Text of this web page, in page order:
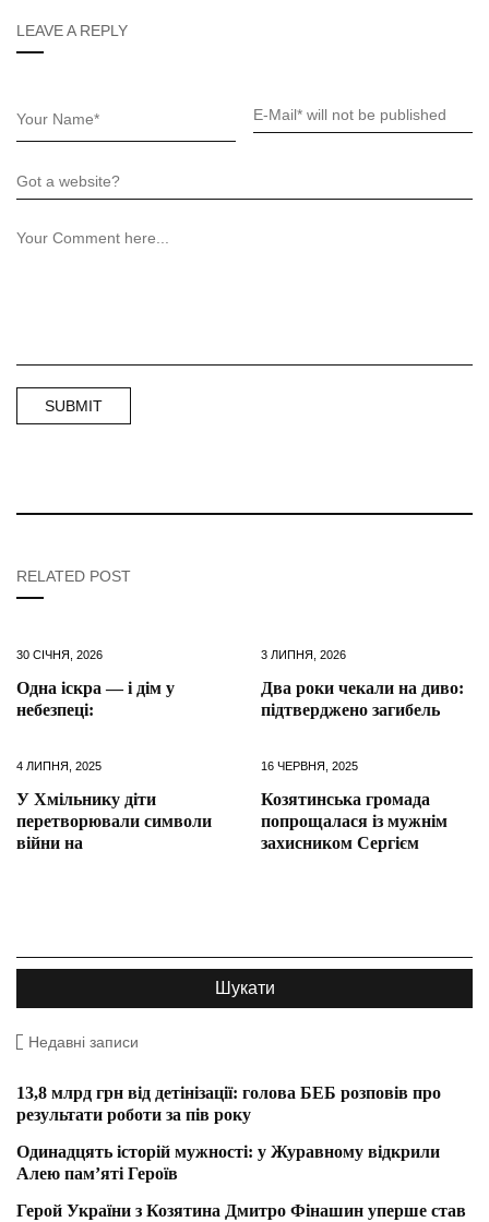
LEAVE A REPLY
RELATED POST
30 СІЧНЯ, 2026
Одна іскра — і дім у
небезпеці:
3 ЛИПНЯ, 2026
Два роки чекали на диво:
підтверджено загибель
4 ЛИПНЯ, 2025
У Хмільнику діти
перетворювали символи
війни на
16 ЧЕРВНЯ, 2025
Козятинська громада
попрощалася із мужнім
захисником Сергієм
Недавні записи
13,8 млрд грн від детінізації: голова БЕБ розповів про
результати роботи за пів року
Одинадцять історій мужності: у Журавному відкрили
Алею пам’яті Героїв
Герой України з Козятина Дмитро Фінашин уперше став